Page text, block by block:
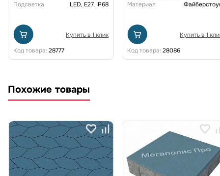
Подсветка
LED, E27, IP68
Купить в 1 клик
Код товара: 28777
Материал
Купить в 1
Код товара: 28086
Похожие товары